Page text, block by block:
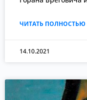
ЧИТАТЬ ПОЛНОСТЬЮ
14.10.2021